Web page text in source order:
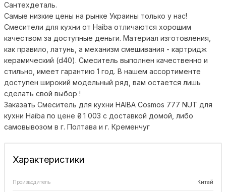
Сантехдеталь.
Самые низкие цены на рынке Украины только у нас!
Смесители для кухни от Haiba отличаются хорошим
качеством за доступные деньги. Материал изготовления,
как правило, латунь, а механизм смешивания - картридж
керамический (d40). Смеситель выполнен качественно и
стильно, имеет гарантию 1 год. В нашем ассортименте
доступен широкий модельный ряд, вам остается лишь
сделать свой выбор !
Заказать Смеситель для кухни HAIBA Cosmos 777 NUТ для
кухни Haiba по цене ₴ 1 003 с доставкой домой, либо
самовывозом в г. Полтава и г. Кременчуг
Характеристики
Производитель Китай